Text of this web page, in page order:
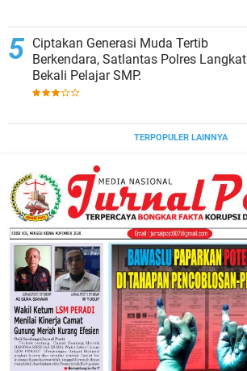
Ciptakan Generasi Muda Tertib
Berkendara, Satlantas Polres Langkat
Bekali Pelajar SMP.
TERPOPULER LAINNYA